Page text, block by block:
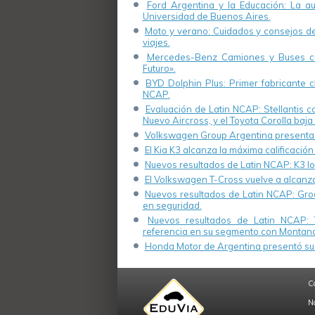
Ford Argentina y la Educación: La
Universidad de Buenos Aires.
Moto y verano: Cuidados y consejos
viajes.
Mercedes-Benz Camiones y Buses
Futuro».
BYD Dolphin Plus: Primer fabricante
NCAP.
Evaluación de Latin NCAP: Stellantis
Nuevo Aircross, y el Toyota Corolla
Volkswagen Group Argentina
El Kia K3 alcanza la máxima
Nuevos resultados de Latin NCAP: K3
El Volkswagen T-Cross vuelve a
Nuevos resultados de Latin NCAP:
en seguridad.
Nuevos resultados de Latin
referencia en su segmento con
Honda Motor de Argentina presentó